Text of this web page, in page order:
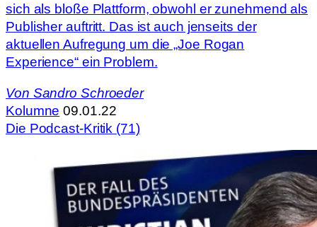
sich als bloße Plattform, obwohl er zunehmend als
Publisher auftritt. Das ist auch jenseits der
aktuellen Aufregung um die „Joe Rogan
Experience“ ein Problem.
Von Sandro Schroeder
Kolumne 09.01.22
Die Podcast-Kritik (71)